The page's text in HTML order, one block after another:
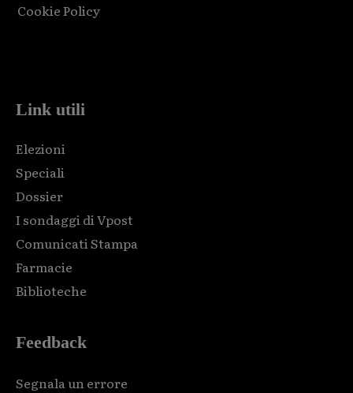
Cookie Policy
Link utili
Elezioni
Speciali
Dossier
I sondaggi di Vpost
Comunicati Stampa
Farmacie
Biblioteche
Feedback
Segnala un errore